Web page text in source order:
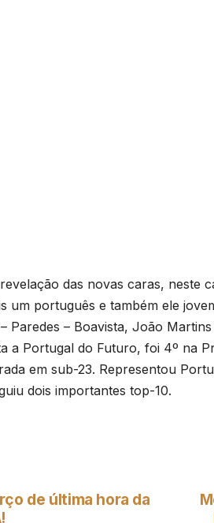
das novas caras, neste
um português e também ele
Paredes – Boavista, João
a Portugal do Futuro, foi 4º na
em sub-23. Representou
dois importantes top-10.
de última hora da